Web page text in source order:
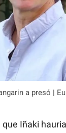
a presó |
Iñaki